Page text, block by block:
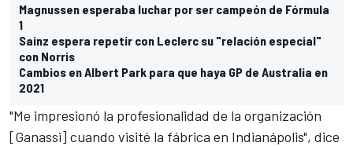
Magnussen esperaba luchar por ser campeón de Fórmula
1
Sainz espera repetir con Leclerc su "relación especial"
con Norris
Cambios en Albert Park para que haya GP de Australia en
2021
"Me impresionó la profesionalidad de la organización
[Ganassi] cuando visité la fábrica en Indianápolis", dice